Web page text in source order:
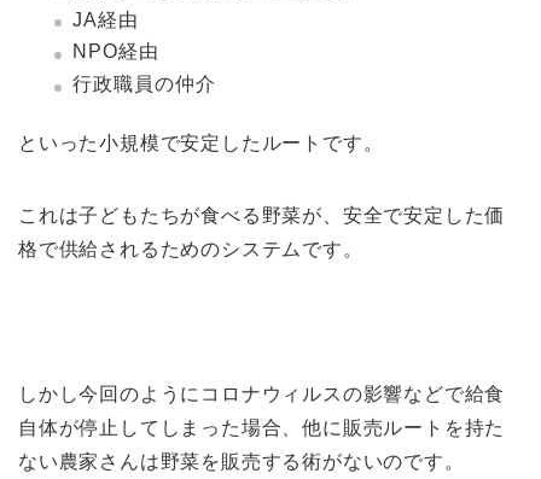
JA経由
NPO経由
行政職員の仲介
といった小規模で安定したルートです。
これは子どもたちが食べる野菜が、安全で安定した価
格で供給されるためのシステムです。
しかし今回のようにコロナウィルスの影響などで給食
自体が停止してしまった場合、他に販売ルートを持た
ない農家さんは野菜を販売する術がないのです。